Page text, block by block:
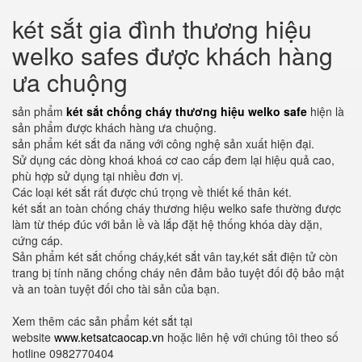
két sắt gia đình thương hiệu
welko safes được khách hàng
ưa chuộng
sản phẩm két sắt chống cháy thương hiệu welko safe hiện là
sản phẩm được khách hàng ưa chuộng.
sản phẩm két sắt đa năng với công nghệ sản xuất hiện đại.
Sử dụng các dòng khoá khoá cơ cao cấp đem lại hiệu quả cao,
phù hợp sử dụng tại nhiều đơn vị.
Các loại két sắt rất được chú trọng về thiết kế thân két.
két sắt an toàn chống cháy thương hiệu welko safe thường được
làm từ thép đúc với bản lề và lắp đặt hệ thống khóa dày dặn,
cứng cáp.
Sản phẩm két sắt chống cháy,két sắt vân tay,két sắt điện tử còn
trang bị tính năng chống cháy nên đảm bảo tuyệt đối độ bảo mật
và an toàn tuyệt đối cho tài sản của bạn.
Xem thêm các sản phẩm két sắt tại
website www.ketsatcaocap.vn hoặc liên hệ với chúng tôi theo số
hotline 0982770404